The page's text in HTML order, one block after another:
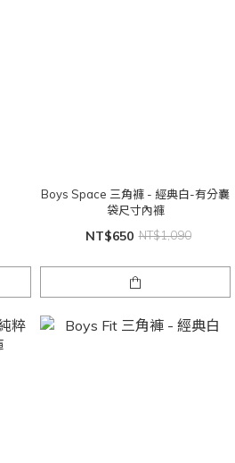
Boys Space 三角褲 - 經典白-有分囊
袋尺寸內褲
NT$650 NT$1,090